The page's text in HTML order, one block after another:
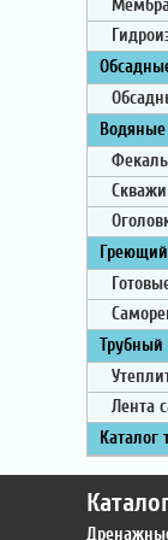
Водяные
Трубный
Лента
Каталог